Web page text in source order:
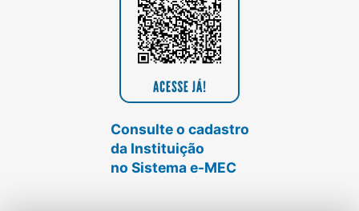
Consulte o cadastro
da Instituição
no Sistema e-MEC